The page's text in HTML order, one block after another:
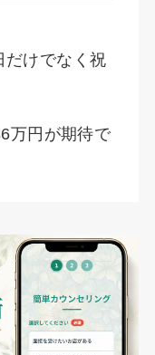
だけでなく祝
万円が期待で